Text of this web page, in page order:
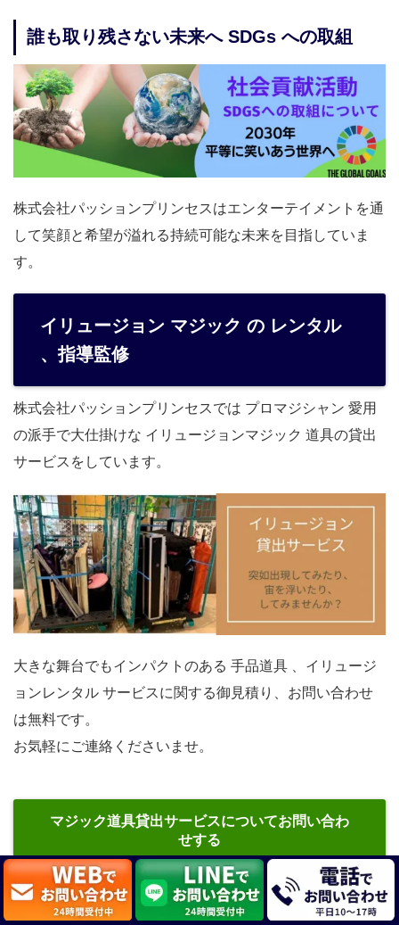
誰も取り残さない未来へ SDGs への取組
株式会社パッションプリンセスはエンターテイメントを通
して笑顔と希望が溢れる持続可能な未来を目指していま
す。
イリュージョン マジック の レンタル
、指導監修
株式会社パッションプリンセスでは プロマジシャン 愛用
の派手で大仕掛けな イリュージョンマジック 道具の貸出
サービスをしています。
大きな舞台でもインパクトのある 手品道具 、イリュージ
ョンレンタル サービスに関する御見積り、お問い合わせ
は無料です。
お気軽にご連絡くださいませ。
マジック道具貸出サービスについてお問い合わ
せする